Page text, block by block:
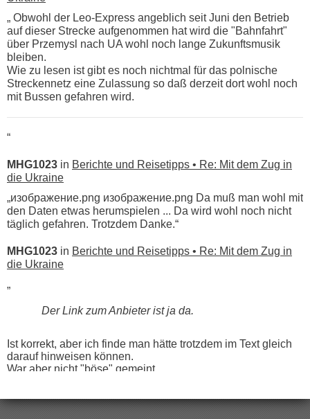
„ Obwohl der Leo-Express angeblich seit Juni den Betrieb
auf dieser Strecke aufgenommen hat wird die "Bahnfahrt"
über Przemysl nach UA wohl noch lange Zukunftsmusik
bleiben.
Wie zu lesen ist gibt es noch nichtmal für das polnische
Streckennetz eine Zulassung so daß derzeit dort wohl noch
mit Bussen gefahren wird.
“
MHG1023 in Berichte und Reisetipps • Re: Mit dem Zug in
die Ukraine
„изображение.png изображение.png Da muß man wohl mit
den Daten etwas herumspielen ... Da wird wohl noch nicht
täglich gefahren. Trotzdem Danke.“
MHG1023 in Berichte und Reisetipps • Re: Mit dem Zug in
die Ukraine
„
Der Link zum Anbieter ist ja da.
Ist korrekt, aber ich finde man hätte trotzdem im Text gleich
darauf hinweisen können.
War aber nicht "böse" gemeint ...
Hab´s versucht - bekomme aber immer angezeigt "auf dieser